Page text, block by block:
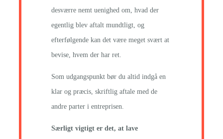
desværre nemt uenighed om, hvad der
egentlig blev aftalt mundtligt, og
efterfølgende kan det være meget svært at
bevise, hvem der har ret.
Som udgangspunkt bør du altid indgå en
klar og præcis, skriftlig aftale med de
andre parter i entreprisen.
Særligt vigtigt er det, at lave